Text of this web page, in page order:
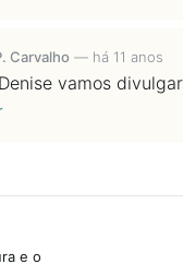
Carvalho — há 11 anos
vamos
e o